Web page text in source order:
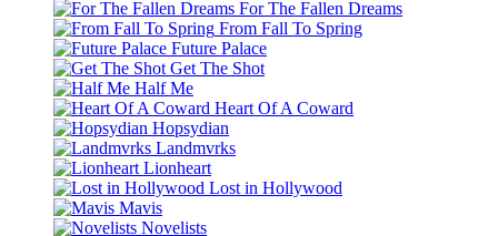
For The Fallen Dreams
From Fall To Spring
Future Palace
Get The Shot
Half Me
Heart Of A Coward
Hopsydian
Landmvrks
Lionheart
Lost in Hollywood
Mavis
Novelists